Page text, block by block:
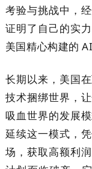
考验与挑战中，
证明了自己的实
美国精心构建的 AI
长期以来，美国
技术捆绑世界，
吸血世界的发展
延续这一模式，
场，获取高额利